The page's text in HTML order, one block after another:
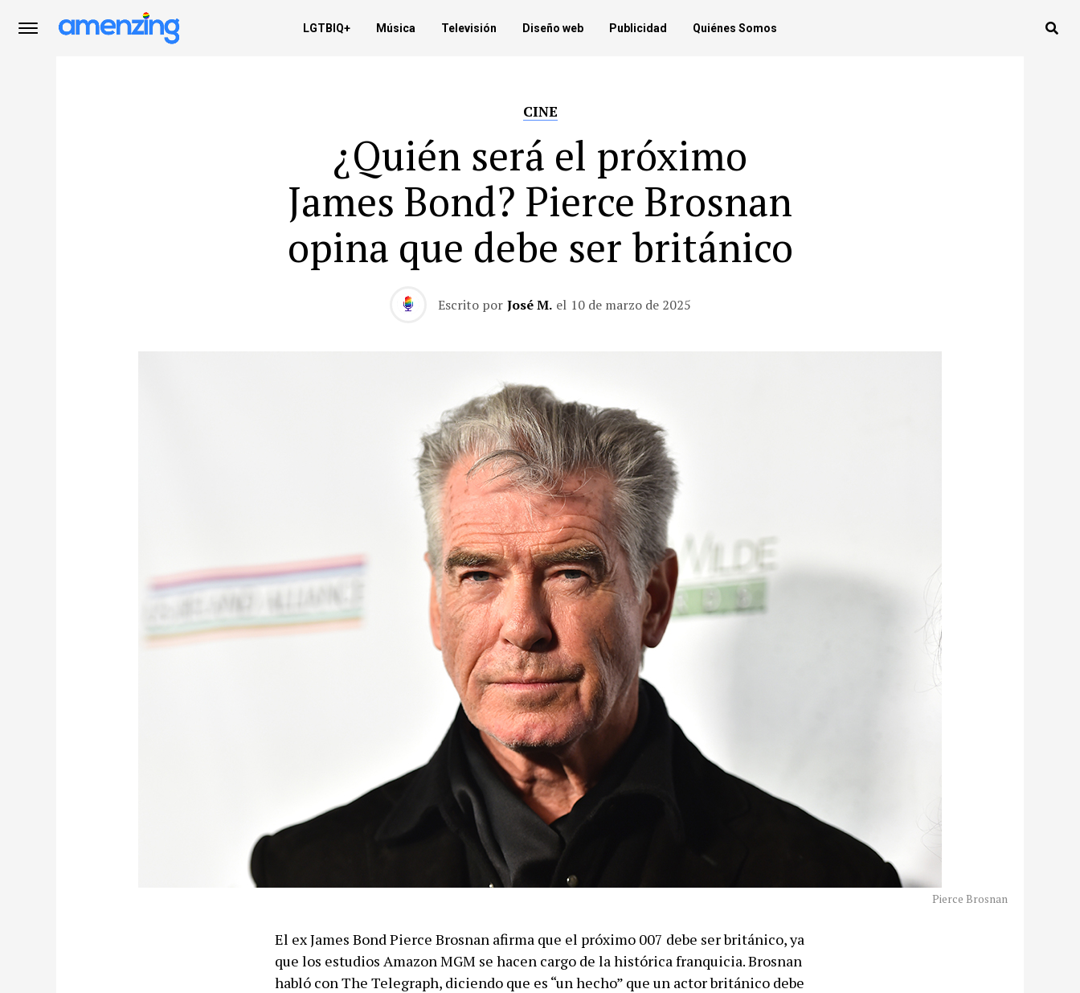
LGTBIQ+ Música Televisión Diseño web Publicidad Quiénes Somos
CINE
¿Quién será el próximo
James Bond? Pierce Brosnan
opina que debe ser británico
Escrito por José M. el 10 de marzo de 2025
Pierce Brosnan
El ex James Bond Pierce Brosnan afirma que el próximo 007 debe ser británico, ya
que los estudios Amazon MGM se hacen cargo de la histórica franquicia. Brosnan
habló con The Telegraph, diciendo que es “un hecho” que un actor británico debe